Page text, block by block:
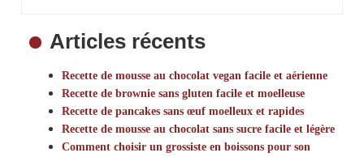
Articles récents
Recette de mousse au chocolat vegan facile et aérienne
Recette de brownie sans gluten facile et moelleuse
Recette de pancakes sans œuf moelleux et rapides
Recette de mousse au chocolat sans sucre facile et légère
Comment choisir un grossiste en boissons pour son